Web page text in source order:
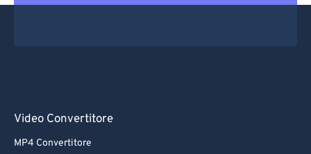
Video Convertitore
MP4 Convertitore